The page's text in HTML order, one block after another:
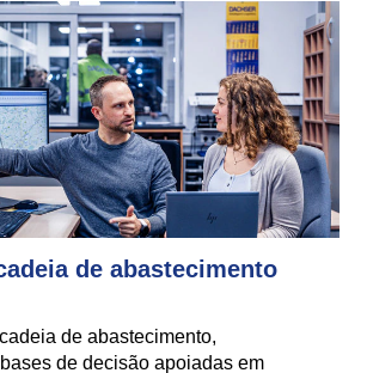
de abastecimento
de abastecimento,
de decisão apoiadas em